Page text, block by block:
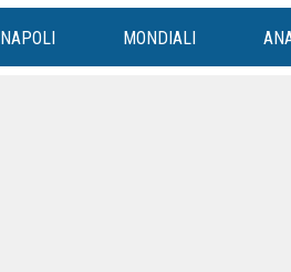
NAPOLI MONDIALI